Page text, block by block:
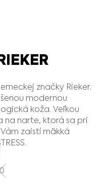
značky Rieker.
modernou
koža. Veľkou
na narte, ktorá sa pri
zaistí mäkká